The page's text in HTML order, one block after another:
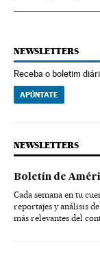
NEWSLETTERS
Receba o boletim
APÚNTATE
NEWSLETTERS
Boletín de
Cada semana en tu
reportajes y análisis
más relevantes del